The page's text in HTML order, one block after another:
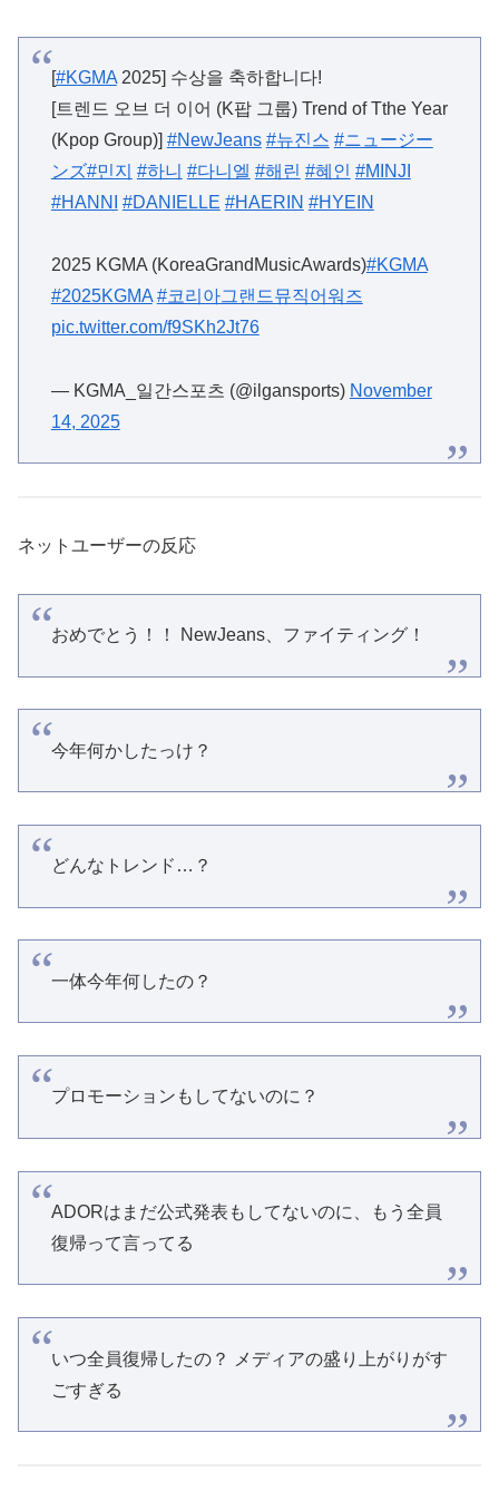
[#KGMA 2025] 수상을 축하합니다!
[트렌드 오브 더 이어 (K팝 그룹) Trend of Tthe Year
(Kpop Group)] #NewJeans #뉴진스
#ニュージー
ンズ#민지 #하니 #다니엘 #해린 #혜인 #MINJI
#HANNI #DANIELLE #HAERIN #HYEIN
2025 KGMA (KoreaGrandMusicAwards) #KGMA
#2025KGMA #코리아그랜드뮤직어워즈
pic.twitter.com/f9SKh2Jt76
— KGMA_일간스포츠 (@ilgansports) November
14, 2025
ネットユーザーの反応
おめでとう！！ NewJeans、ファイティング！
今年何かしたっけ？
どんなトレンド…？
一体今年何したの？
プロモーションもしてないのに？
ADORはまだ公式発表もしてないのに、もう全員
復帰って言ってる
いつ全員復帰したの？ メディアの盛り上がりがす
ごすぎる